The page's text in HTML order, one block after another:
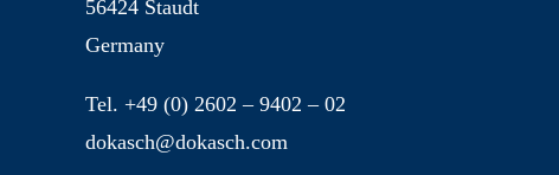
56424 Staudt
Germany
Tel. +49 (0) 2602 – 9402 – 02
dokasch@dokasch.com